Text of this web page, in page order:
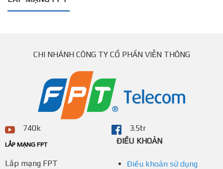
CHI NHÁNH CÔNG TY CỔ PHẦN VIỄN THÔNG
740k 3.5tr
LẮP MẠNG FPT
Lắp mạng FPT
ĐIỀU KHOẢN
Điều khoản sử dụng